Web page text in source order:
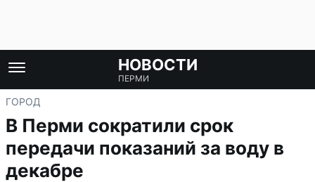
НОВОСТИ
ПЕРМИ
ГОРОД
В Перми сократили срок
передачи показаний за воду в
декабре